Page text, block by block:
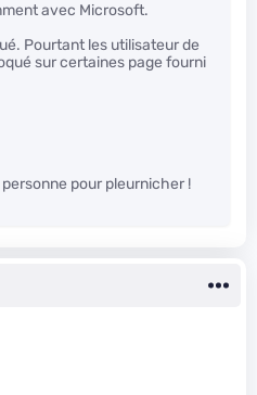
avec Microsoft.
Pourtant les utilisateur de
sur certaines page fourni
personne pour pleurnicher !